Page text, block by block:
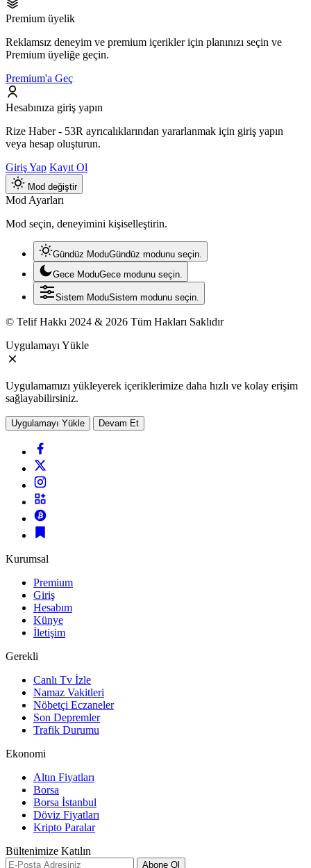
Premium üyelik
Reklamsız deneyim ve premium içerikler için planınızı seçin ve
Premium üyeliğe geçin.
Premium'a Geç
Hesabınıza giriş yapın
Rize Haber - 53R ayrıcalıklarından yararlanmak için giriş yapın
veya hesap oluşturun.
Giriş Yap Kayıt Ol
Mod değiştir
Mod Ayarları
Mod seçin, deneyimini kişiselleştirin.
Gündüz ModuGündüz modunu seçin.
Gece ModuGece modunu seçin.
Sistem ModuSistem modunu seçin.
© Telif Hakkı 2024 & 2026 Tüm Hakları Saklıdır
Uygulamayı Yükle
Uygulamamızı yükleyerek içeriklerimize daha hızlı ve kolay erişim
sağlayabilirsiniz.
Uygulamayı Yükle Devam Et
Kurumsal
Premium
Giriş
Hesabım
Künye
İletişim
Gerekli
Canlı Tv İzle
Namaz Vakitleri
Nöbetçi Eczaneler
Son Depremler
Trafik Durumu
Ekonomi
Altın Fiyatları
Borsa
Borsa İstanbul
Döviz Fiyatları
Kripto Paralar
Bültenimize Katılın
Abone Ol